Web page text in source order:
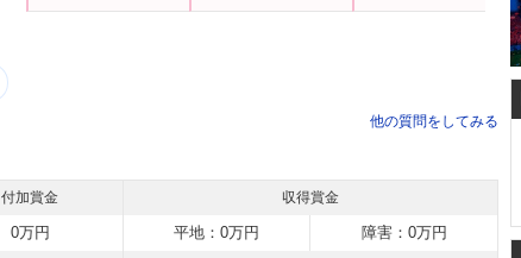
他の質問をしてみる
付加賞金 収得賞金
0万円 平地：0万円 障害：0万円